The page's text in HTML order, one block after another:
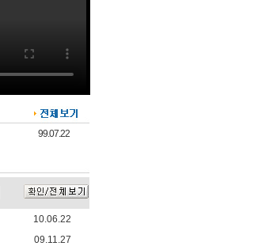
99.07.22
10.06.22
09.11.27